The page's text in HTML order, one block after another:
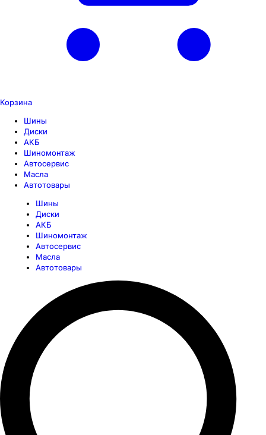
Корзина
Шины
Диски
АКБ
Шиномонтаж
Автосервис
Масла
Автотовары
Шины
Диски
АКБ
Шиномонтаж
Автосервис
Масла
Автотовары